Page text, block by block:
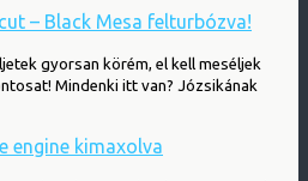
– Black Mesa felturbózva!
gyorsan körém, el kell meséljek
Mindenki itt van? Józsikának
engine kimaxolva